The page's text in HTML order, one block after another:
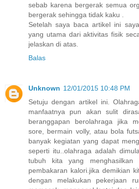
sebab karena bergerak semua
bergerak sehingga tidak kaku .
Setelah saya baca artikel ini
yang utama dari aktivitas fisik
jelaskan di atas.
Balas
Unknown 12/01/2015 10:48 PM
Setuju dengan artikel ini.
manfaatnya pun akan sulit
beranggapan berolahraga jika
sore, bermain volly, atau bola
banyak kegiatan yang dapat
seperti itu..olahraga adalah
tubuh kita yang menghasilkan
pembakaran kalori.jika demikian
dengan melakukan pekerjaan